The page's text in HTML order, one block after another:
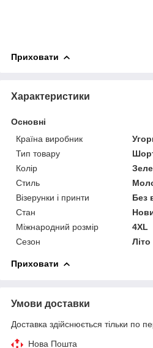
Приховати
Характеристики
Основні
Країна виробник
Тип товару
Колір
Стиль
Візерунки і принти
Без
Стан
Міжнародний розмір
4XL
Сезон
Літо
Приховати
Умови доставки
Доставка здійснюється тільки по
Нова Пошта